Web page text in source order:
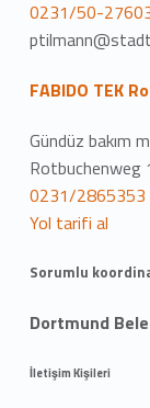
0231/50-
FABIDO TEK
Gündüz bakım
0231/2865353
Yol tarifi al
Sorumlu
Dortmund
İletişim Kişileri